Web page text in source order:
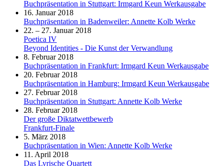
Buchpräsentation in Stuttgart: Irmgard Keun Werkausgabe
16. Januar 2018
Buchpräsentation in Badenweiler: Annette Kolb Werke
22. – 27. Januar 2018
Poetica IV
Beyond Identities - Die Kunst der Verwandlung
8. Februar 2018
Buchpräsentation in Frankfurt: Irmgard Keun Werkausgabe
20. Februar 2018
Buchpräsentation in Hamburg: Irmgard Keun Werkausgabe
27. Februar 2018
Buchpräsentation in Stuttgart: Annette Kolb Werke
28. Februar 2018
Der große Diktatwettbewerb
Frankfurt-Finale
5. März 2018
Buchpräsentation in Wien: Annette Kolb Werke
11. April 2018
Das Lyrische Quartett